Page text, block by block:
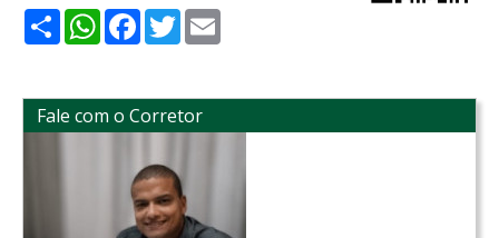
ShareWhatsApp
Facebook
Twitter
Fale com o Corretor